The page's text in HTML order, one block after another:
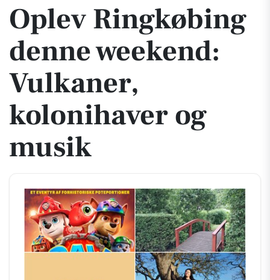
Oplev Ringkøbing
denne weekend:
Vulkaner,
kolonihaver og
musik